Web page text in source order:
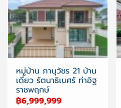
หมู่บ้าน ภานุวัชร 21 บ้าน
เดี่ยว รัตนาธิเบศร์ ท่าอิฐ
ราชพฤกษ์
฿6,999,999